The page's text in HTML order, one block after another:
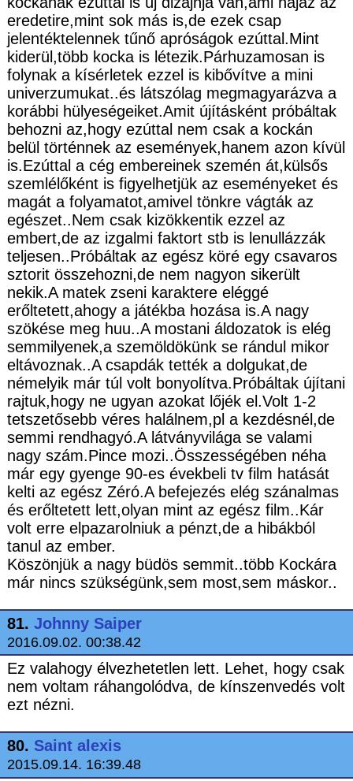
eredetire,mint sok más is,de ezek csap
jelentéktelennek tűnő apróságok ezúttal.Mint
kiderül,több kocka is létezik.Párhuzamosan is
folynak a kísérletek ezzel is kibővítve a mini
univerzumukat..és látszólag megmagyarázva a
korábbi hülyeségeiket.Amit újításként próbáltak
behozni az,hogy ezúttal nem csak a kockán
belül történnek az események,hanem azon kívül
is.Ezúttal a cég embereinek szemén át,külsős
szemlélőként is figyelhetjük az eseményeket és
magát a folyamatot,amivel tönkre vágták az
egészet..Nem csak kizökkentik ezzel az
embert,de az izgalmi faktort stb is lenullázzák
teljesen..Próbáltak az egész köré egy csavaros
sztorit összehozni,de nem nagyon sikerült
nekik.A matek zseni karaktere eléggé
erőltetett,ahogy a játékba hozása is.A nagy
szökése meg huu..A mostani áldozatok is elég
semmilyenek,a szemöldökünk se rándul mikor
eltávoznak..A csapdák tették a dolgukat,de
némelyik már túl volt bonyolítva.Próbáltak újítani
rajtuk,hogy ne ugyan azokat lőjék el.Volt 1-2
tetszetősebb véres halálnem,pl a kezdésnél,de
semmi rendhagyó.A látványvilága se valami
nagy szám.Pince mozi..Összességében néha
már egy gyenge 90-es évekbeli tv film hatását
kelti az egész Zéró.A befejezés elég szánalmas
és erőltetett lett,olyan mint az egész film..Kár
volt erre elpazarolniuk a pénzt,de a hibákból
tanul az ember.
Köszönjük a nagy büdös semmit..több Kockára
már nincs szükségünk,sem most,sem máskor..
81. Johnny Saiper
2016.09.02. 00:38.42
Ez valahogy élvezhetetlen lett. Lehet, hogy csak
nem voltam ráhangolódva, de kínszenvedés volt
ezt nézni.
80. Saint alexis
2015.09.14. 16:39.48